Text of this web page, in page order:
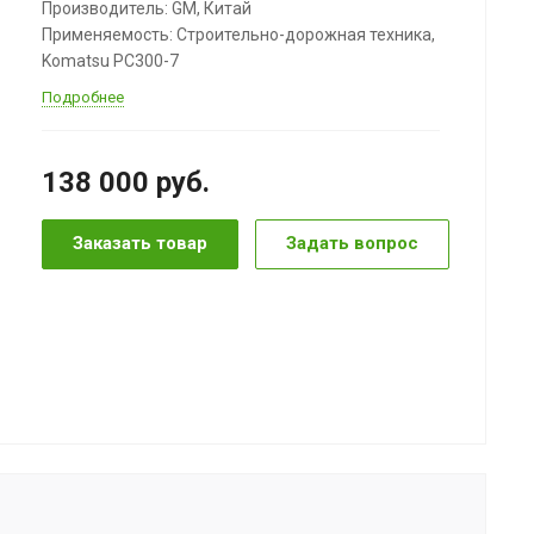
Производитель: GM, Китай
Применяемость: Строительно-дорожная техника,
Komatsu PC300-7
Подробнее
138 000 руб.
Заказать товар Задать вопрос